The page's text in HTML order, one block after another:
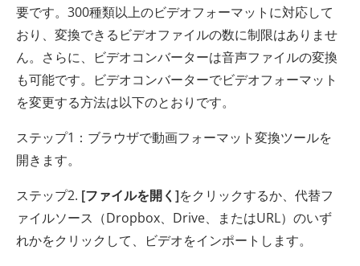
要です。300種類以上のビデオフォーマットに対応して
おり、変換できるビデオファイルの数に制限はありませ
ん。さらに、ビデオコンバーターは音声ファイルの変換
も可能です。ビデオコンバーターでビデオフォーマット
を変更する方法は以下のとおりです。
ステップ1：ブラウザで動画フォーマット変換ツールを
開きます。
ステップ2. [ファイルを開く]をクリックするか、代替フ
ァイルソース（Dropbox、Drive、またはURL）のいず
れかをクリックして、ビデオをインポートします。